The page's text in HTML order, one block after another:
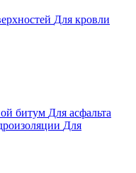
Для кровли
битум Для асфальта
Для